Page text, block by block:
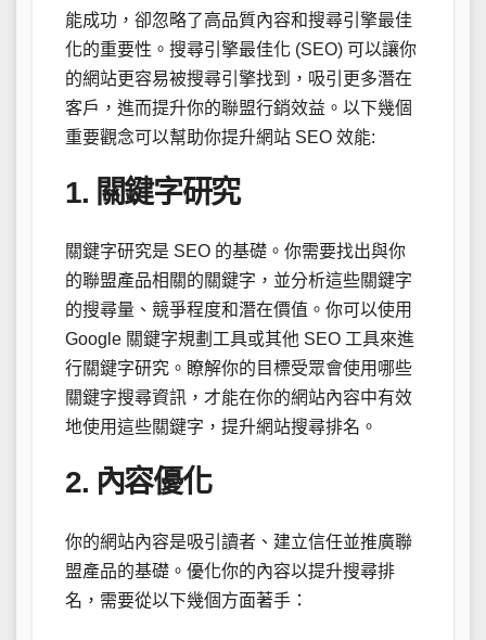
能成功，卻忽略了高品質內容和搜尋引擎最佳
化的重要性。搜尋引擎最佳化 (SEO) 可以讓你
的網站更容易被搜尋引擎找到，吸引更多潛在
客戶，進而提升你的聯盟行銷效益。以下幾個
重要觀念可以幫助你提升網站 SEO 效能:
1. 關鍵字研究
關鍵字研究是 SEO 的基礎。你需要找出與你
的聯盟產品相關的關鍵字，並分析這些關鍵字
的搜尋量、競爭程度和潛在價值。你可以使用
Google 關鍵字規劃工具或其他 SEO 工具來進
行關鍵字研究。瞭解你的目標受眾會使用哪些
關鍵字搜尋資訊，才能在你的網站內容中有效
地使用這些關鍵字，提升網站搜尋排名。
2. 內容優化
你的網站內容是吸引讀者、建立信任並推廣聯
盟產品的基礎。優化你的內容以提升搜尋排
名，需要從以下幾個方面著手：